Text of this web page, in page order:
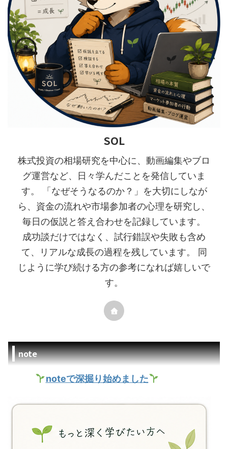
SOL
株式投資の相場研究を中心に、動画編集やブロ
グ運営など、日々学んだことを発信していま
す。 「なぜそうなるのか？」を大切にしなが
ら、資金の流れや市場参加者の心理を研究し、
毎日の仮説と答え合わせを記録しています。
成功談だけではなく、試行錯誤や失敗も含め
て、リアルな成長の過程を残しています。 同
じように学び続ける方の参考になれば嬉しいで
す。
note
noteで深掘り始めました